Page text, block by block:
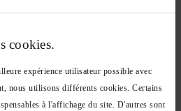
cookies.
expérience utilisateur possible avec
nous utilisons différents cookies. Certains
à l'affichage du site. D'autres sont